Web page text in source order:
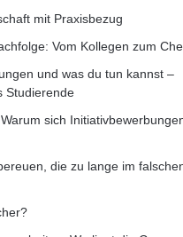
mit Praxisbezug
Vom Kollegen zum
und was du tun kannst –
Studierende
sich
die zu lange im